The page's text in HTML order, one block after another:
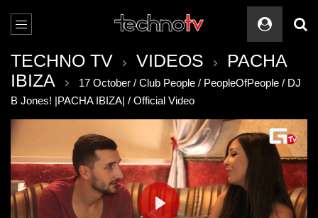
TECHNO TV VIDEOS
PACHA
IBIZA
17 October / Club People / PeopleOfPeople / DJ
B Jones! |PACHA IBIZA| / Official Video